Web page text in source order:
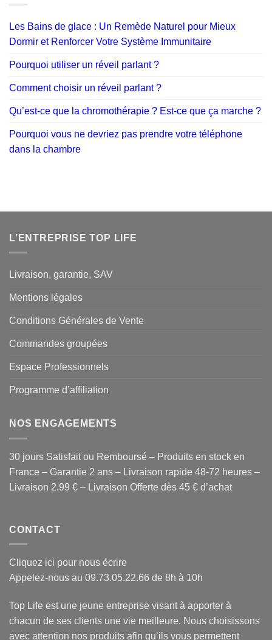
Les Bains de glace : Un Remède Naturel pour Mieux
Dormir et Renforcer Votre Système Immunitaire
Pourquoi utiliser un réveil parlant ?
Comment choisir un réveil parlant ?
Qu’est-ce que la chromothérapie ? Est-ce que ça marche ?
Pourquoi vous ne devriez pas prendre votre téléphone
dans la chambre
L’ENTREPRISE TOP LIFE
Livraison, garantie, SAV
Mentions légales
Conditions Générales de Vente
Commandes groupées
Espace Professionnels
Programme d’affiliation
NOS ENGAGEMENTS
30 jours Satisfait ou Remboursé – Produits en stock en
France – Garantie 2 ans – Livraison rapide 48-72 heures –
Livraison 2.99 € – Livraison Offerte dès 45 € d’achat
CONTACT
Cliquez ici pour nous écrire
Appelez-nous au 09.73.05.22.66 de 8h à 10h
Top Life est une jeune entreprise visant à apporter à
chacun de ses clients une vie meilleure. Nous choisissons
avec attention nos produits afin qu’ils vous permettent